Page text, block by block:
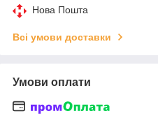
Нова Пошта
Всі умови доставки
Умови оплати